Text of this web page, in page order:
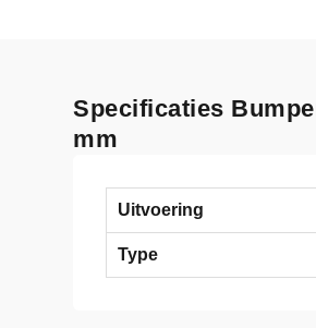
Specificaties
mm
Uitvoering
Type